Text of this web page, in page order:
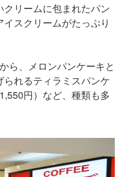
リームに包まれたパン
スクリームがたっぷり
ら、メロンパンケーキと
れるティラミスパンケ
円）など、種類も多